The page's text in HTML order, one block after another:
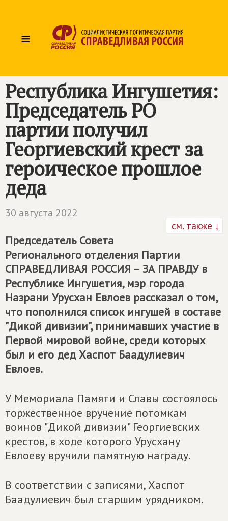
≡
Республика Ингушетия:
Председатель РО
партии получил
Георгиевский крест за
героическое прошлое
деда
30 августа 2022
см. также ↓
Председатель Совета
Регионального отделения Партии
СПРАВЕДЛИВАЯ РОССИЯ – ЗА ПРАВДУв
Республике Ингушетия, мэр города
Назрани Урусхан Евлоев рассказал о том,
что пополнился список ингушей в составе
"Дикой дивизии", принимавших участие в
Первой мировой войне, среди которых
был и его дед Хаспот Баадулиевич
Евлоев.
У Мемориала Памяти и Славы состоялось
торжественное вручение потомкам
воинов "Дикой дивизии" Георгиевских
крестов, в ходе которого Урусхану
Евлоеву вручили памятную награду.
В соответствии с записями, Хаспот
Баадулиевич был старшим урядником.